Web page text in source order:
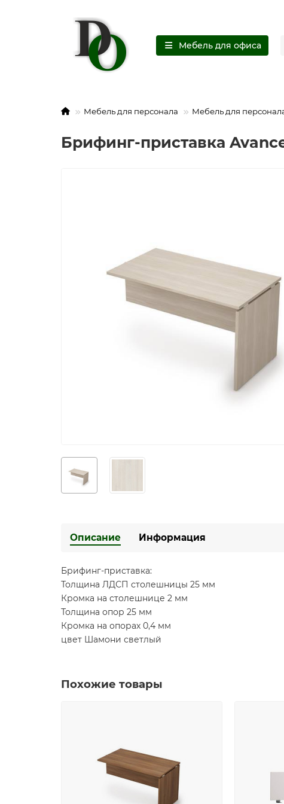
Мебель для офиса
Мебель для персонала Мебель для
Брифинг-приставка
Описание Информация
Брифинг-приставка:
Толщина ЛДСП столешницы 25 мм
Кромка на столешнице 2 мм
Толщина опор 25 мм
Кромка на опорах 0,4 мм
цвет Шамони светлый
Похожие товары